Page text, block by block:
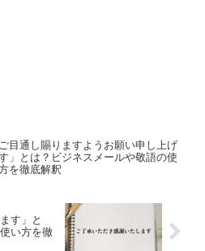
ご目通し賜りますようお願い申し上げ
」とは？ビジネスメールや敬語の使
を徹底解釈
す」と
い方を徹